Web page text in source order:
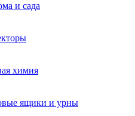
и сада
химия
ящики и урны